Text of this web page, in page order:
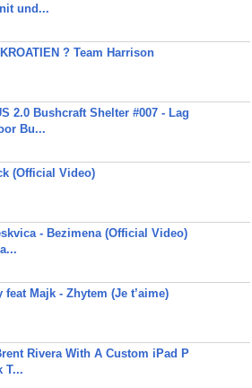
und...
? Team Harrison
2.0 Bushcraft Shelter #007 - Lag
Bu...
(Official Video)
- Bezimena (Official Video)
feat Majk - Zhytem (Je t’aime)
Rivera With A Custom iPad P
T...